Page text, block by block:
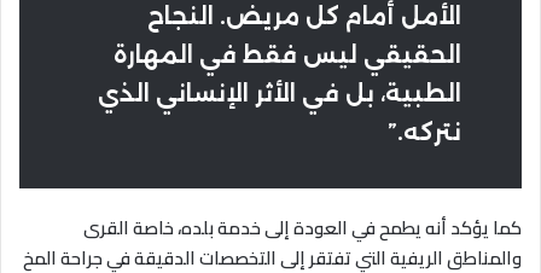
الأمل أمام كل مريض. النجاح
الحقيقي ليس فقط في المهارة
الطبية، بل في الأثر الإنساني الذي
نتركه.”
كما يؤكد أنه يطمح في العودة إلى خدمة بلده، خاصة القرى
والمناطق الريفية التي تفتقر إلى التخصصات الدقيقة في جراحة المخ